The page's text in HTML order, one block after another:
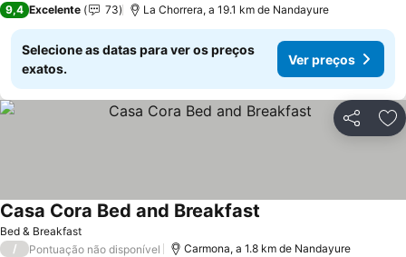
9,4 Excelente 73 La Chorrera, a 19.1 km de Nandayure
Selecione as datas para ver os preços
exatos.
Ver preços
Partilhar
Bed & Breakfast
Casa Cora Bed and Breakfast
/ Pontuação não disponível Carmona, a 1.8 km de Nandayure